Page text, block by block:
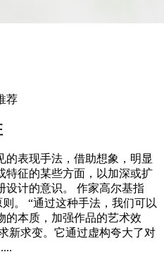
的表现手法，借助想象，明显
特征的某些方面，以加深或扩
设计的意识。 作家高尔基指
。 “通过这种手法，我们可以
的本质，加强作品的艺术效
新求变。它通过虚构夸大了对